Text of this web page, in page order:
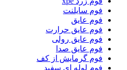
فوم سایلنت
فوم عایق
فوم عایق حرارت
فوم عایق رولی
فوم عایق صدا
فوم گرمایش از کف
فوم لوله ای سفید